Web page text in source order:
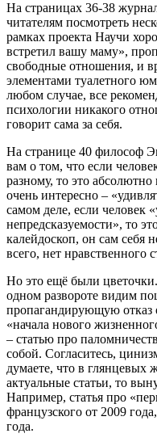
На страницах 36-38
читателям посмотреть
рамках проекта Научи
встретил вашу маму»,
свободные отношения, и
элементами туалетного
любом случае, все
психологии никакого
говорит сама за себя.
На странице 40 философ
вам о том, что если
разному, то это
очень интересно –
самом деле, если человек
непредсказуемости», то
калейдоскоп, он сам себя
всего, нет нравственного
Но это ещё были
одном развороте видим
пропагандирующую отказ
«начала нового
– статью про
собой. Согласитесь,
думаете, что в глянцевых
актуальные статьи, то
Например, статья про
французского от 2009
года.